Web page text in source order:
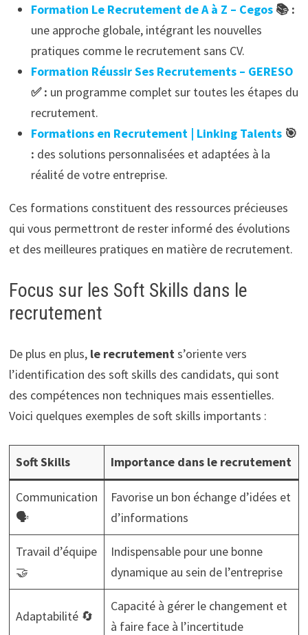
Formation Le Recrutement de A à Z – Cegos📚 :
une approche globale, intégrant les nouvelles
pratiques comme le recrutement sans CV.
Formation Réussir Ses Recrutements – GERESO
✅ : un programme complet sur toutes les étapes du
recrutement.
Formations en Recrutement | Linking Talents🎯
: des solutions personnalisées et adaptées à la
réalité de votre entreprise.
Ces formations constituent des ressources précieuses
qui vous permettront de rester informé des évolutions
et des meilleures pratiques en matière de recrutement.
Focus sur les Soft Skills dans le
recrutement
De plus en plus,le recrutements’oriente vers
l’identification des soft skills des candidats, qui sont
des compétences non techniques mais essentielles.
Voici quelques exemples de soft skills importants :
Soft Skills Importance dans le recrutement
Communication
🗣️
Favorise un bon échange d’idées et
d’informations
Travail d’équipe
🤝
Indispensable pour une bonne
dynamique au sein de l’entreprise
Adaptabilité 🔄
Capacité à gérer le changement et
à faire face à l’incertitude